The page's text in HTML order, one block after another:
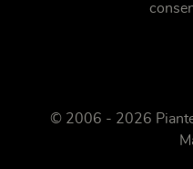
© 2006 - 2026